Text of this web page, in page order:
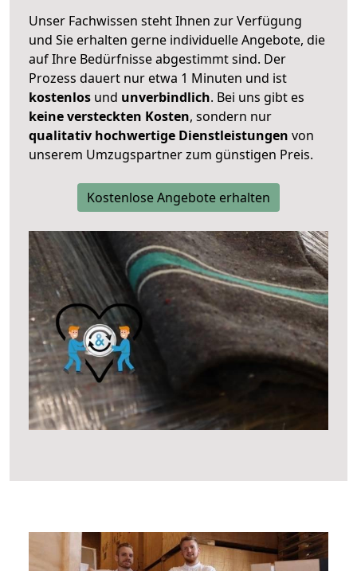
Unser Fachwissen steht Ihnen zur Verfügung
und Sie erhalten gerne individuelle Angebote, die
auf Ihre Bedürfnisse abgestimmt sind. Der
Prozess dauert nur etwa 1 Minuten und ist
kostenlos und unverbindlich. Bei uns gibt es
keine versteckten Kosten, sondern nur
qualitativ hochwertige Dienstleistungen von
unserem Umzugspartner zum günstigen Preis.
Kostenlose Angebote erhalten